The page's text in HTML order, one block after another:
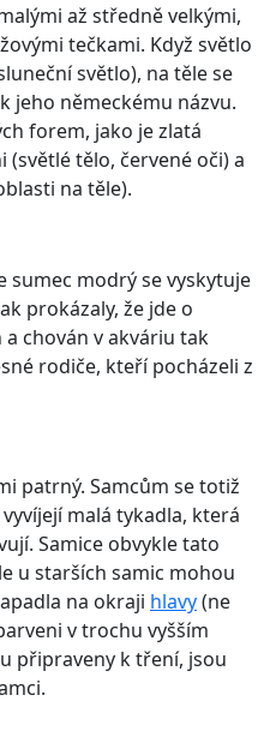
až středně velkými,
tečkami. Když světlo
světlo), na těle se
jeho německému názvu.
forem, jako je zlatá
(světlé tělo, červené oči) a
na těle).
sumec modrý se vyskytuje
prokázaly, že jde o
chován v akváriu tak
rodiče, kteří pocházeli z
patrný. Samcům se totiž
malá tykadla, která
Samice obvykle tato
u starších samic mohou
na okraji hlavy(ne
v trochu vyšším
připraveny k tření, jsou